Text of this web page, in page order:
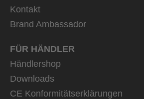
Kontakt
Brand Ambassador
FÜR HÄNDLER
Händlershop
Downloads
CE Konformitätserklärungen